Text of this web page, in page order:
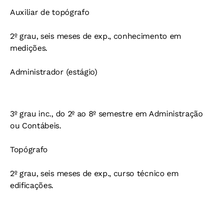
Auxiliar de topógrafo
2º grau, seis meses de exp., conhecimento em
medições.
Administrador (estágio)
3º grau inc., do 2º ao 8º semestre em Administração
ou Contábeis.
Topógrafo
2º grau, seis meses de exp., curso técnico em
edificações.